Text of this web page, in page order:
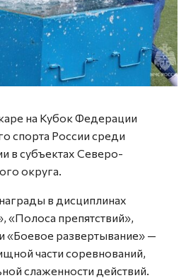
на Кубок Федерации
спорта России среди
в субъектах Северо-
округа.
в дисциплинах
«Полоса препятствий»,
«Боевое развертывание» —
части соревнований,
слаженности действий.